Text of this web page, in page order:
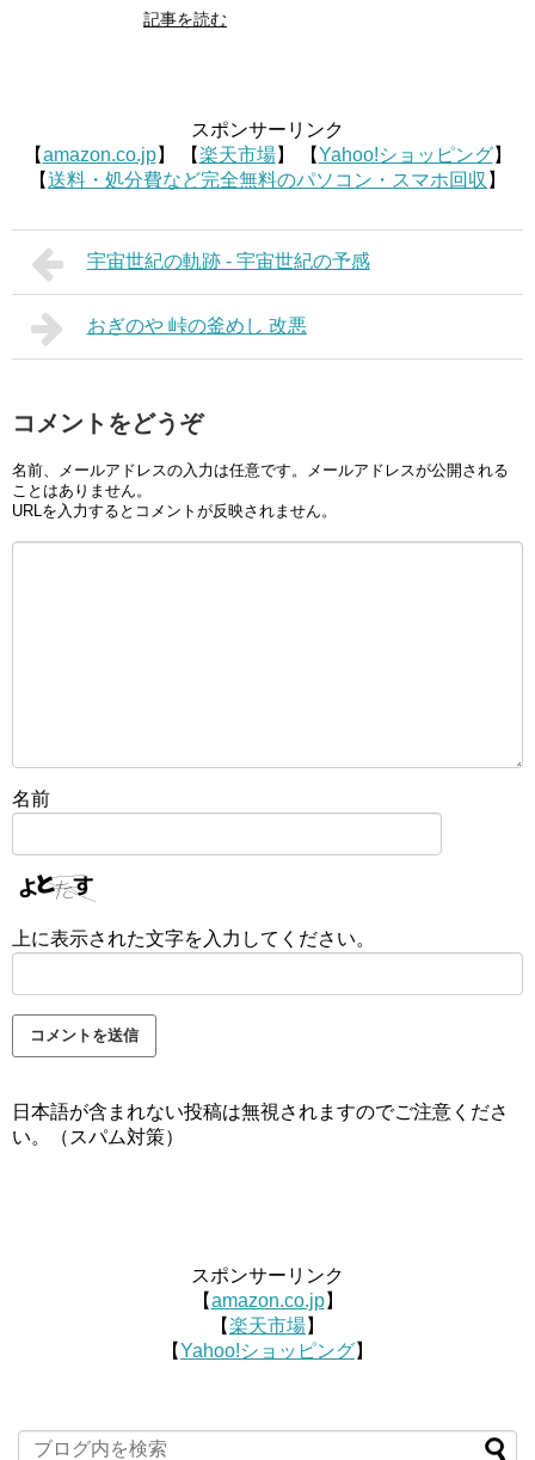
記事を読む
スポンサーリンク
【amazon.co.jp】 【楽天市場】 【Yahoo!ショッピング】
【送料・処分費など完全無料のパソコン・スマホ回収 】
宇宙世紀の軌跡 - 宇宙世紀の予感
おぎのや 峠の釜めし 改悪
コメントをどうぞ
名前、メールアドレスの入力は任意です。メールアドレスが公開される
ことはありません。
URLを入力するとコメントが反映されません。
名前
上に表示された文字を入力してください。
日本語が含まれない投稿は無視されますのでご注意くださ
い。（スパム対策）
スポンサーリンク
【amazon.co.jp】
【楽天市場】
【Yahoo!ショッピング】